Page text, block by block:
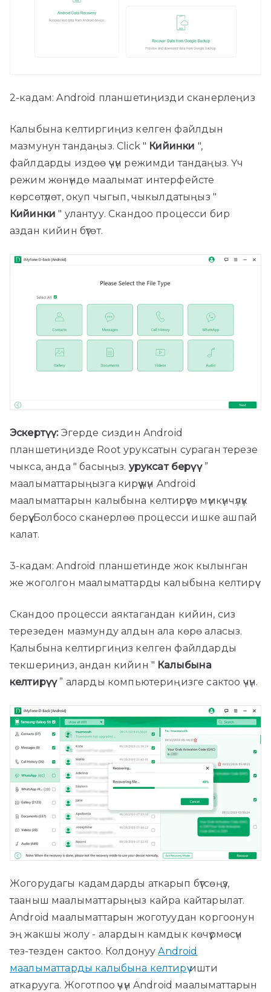
2-кадам: Android планшетиңизди сканерлеңиз
Калыбына келтиргиңиз келген файлдын
мазмунун тандаңыз. Click " Кийинки ",
файлдарды издөө үчүн режимди тандаңыз. Үч
режим жөнүндө маалымат интерфейсте
көрсөтүлөт, окуп чыгып, чыкылдатыңыз "
Кийинки " улантуу. Скандоо процесси бир
аздан кийин бүтөт.
Эскертүү:Эгерде сиздин Android
планшетиңизде Root уруксатын сураган терезе
чыкса, анда " басыңыз. уруксат берүү”
маалыматтарыңызга кирүү үчүн Android
маалыматтарын калыбына келтирүүгө мүмкүнчүлүк
берүү. Болбосо сканерлөө процесси ишке ашпай
калат.
3-кадам: Android планшетинде жок кылынган
же жоголгон маалыматтарды калыбына келтирүү
Скандоо процесси аяктагандан кийин, сиз
терезеден мазмунду алдын ала көрө аласыз.
Калыбына келтиргиңиз келген файлдарды
текшериңиз, андан кийин " Калыбына
келтирүү” аларды компьютериңизге сактоо үчүн.
Жогорудагы кадамдарды аткарып бүтсөңүз,
тааныш маалыматтарыңыз кайра кайтарылат.
Android маалыматтарын жоготуудан коргоонун
эң жакшы жолу - алардын камдык көчүрмөсүн
тез-тезден сактоо. КолдонууAndroid
маалыматтарды калыбына келтирүүишти
аткарууга. Жоготпоо үчүн Android маалыматтарын